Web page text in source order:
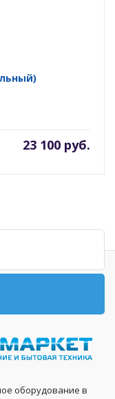
23 100 руб.
оборудование в